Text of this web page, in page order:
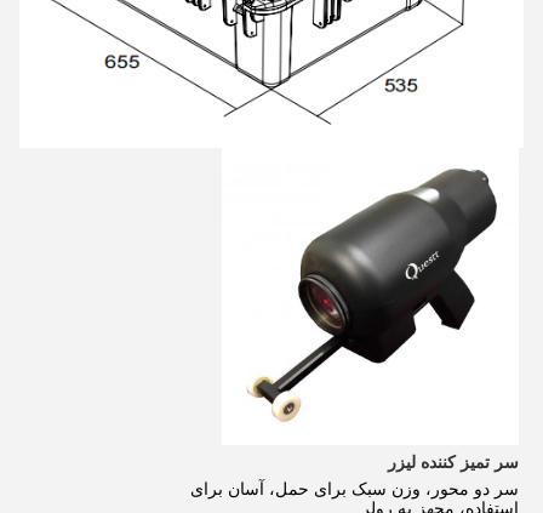
سر تمیز کننده لیزر
سر دو محور، وزن سبک برای حمل، آسان برای
استفاده، مجهز به رولر